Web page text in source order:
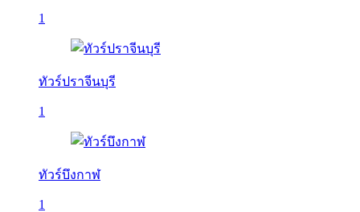
1
ทัวร์ปราจีนบุรี
1
ทัวร์บึงกาฬ
1